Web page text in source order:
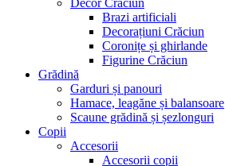
Decor Crăciun
Brazi artificiali
Decorațiuni Crăciun
Coronițe și ghirlande
Figurine Crăciun
Grădină
Garduri și panouri
Hamace, leagăne și balansoare
Scaune grădină și șezlonguri
Copii
Accesorii
Accesorii copii